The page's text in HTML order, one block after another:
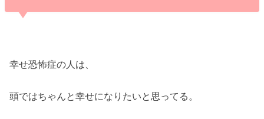
幸せ恐怖症の人は、
頭ではちゃんと幸せになりたいと思ってる。